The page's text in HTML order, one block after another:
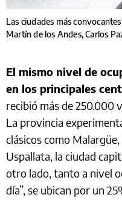
Las ciudades más
Martín de los Andes, Carlos
El mismo nivel de
en los principales
recibió más de 250.000
La provincia
clásicos como
Uspallata, la ciudad
otro lado, tanto a nivel
día”, se ubican por un